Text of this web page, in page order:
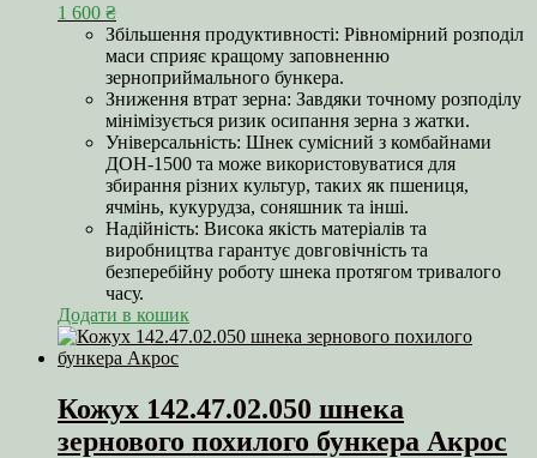
1 600 ₴
Збільшення продуктивності: Рівномірний розподіл
маси сприяє кращому заповненню
зерноприймального бункера.
Зниження втрат зерна: Завдяки точному розподілу
мінімізується ризик осипання зерна з жатки.
Універсальність: Шнек сумісний з комбайнами
ДОН-1500 та може використовуватися для
збирання різних культур, таких як пшениця,
ячмінь, кукурудза, соняшник та інші.
Надійність: Висока якість матеріалів та
виробництва гарантує довговічність та
безперебійну роботу шнека протягом тривалого
часу.
Додати в кошик
Кожух 142.47.02.050 шнека
зернового похилого бункера Акрос